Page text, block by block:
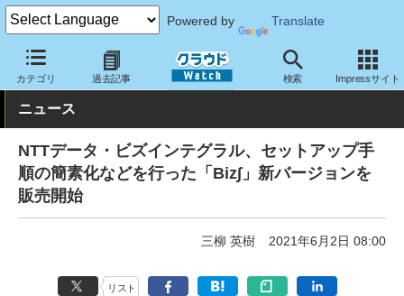
Powered by Translate
カテゴリ 過去記事 検索 Impressサイト
クラウド Watch サービス・ソフト ソフトウェア 基幹業務
ニュース
NTTデータ・ビズインテグラル、セットアップ手
順の簡素化などを行った「Biz∫」新バージョンを
販売開始
三柳 英樹 2021年6月2日 08:00
リスト